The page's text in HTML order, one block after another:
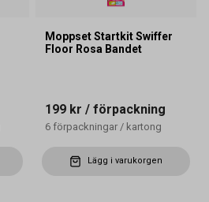
Moppset Startkit Swiffer
Floor Rosa Bandet
199 kr / förpackning
6 förpackningar / kartong
Lägg i varukorgen